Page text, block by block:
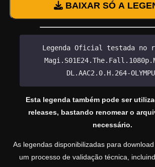
BAIXAR SÓ A
Legenda Oficial testada no
DL.AAC2.0.H.264-
Esta legenda também pode ser
releases, bastando renomear o
necessário.
As legendas disponibilizadas para
um processo de validação técnica,